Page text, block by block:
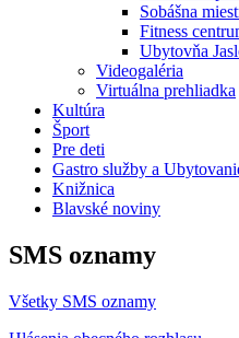
Sobášna
Fitness
Ubytovňa
Videogaléria
Virtuálna prehliadka
Kultúra
Šport
Pre deti
Gastro služby a
Knižnica
Blavské noviny
SMS oznamy
Všetky SMS oznamy